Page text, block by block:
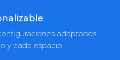
adaptados
y cada espacio.